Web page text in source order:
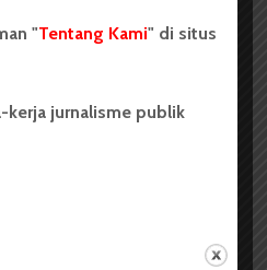
"Tentang Kami" di situs
kerja jurnalisme publik